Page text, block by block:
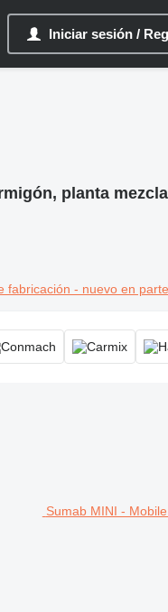
Iniciar sesión /
planta
fabricación - nuevo en
Sumab MINI -